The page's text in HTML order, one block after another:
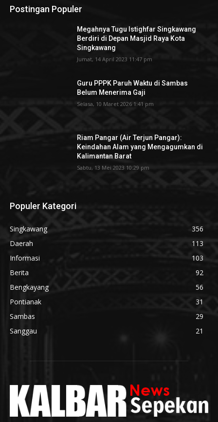
Postingan Populer
Megahnya Tugu Istighfar Singkawang
Berdiri di Depan Masjid Raya Kota
Singkawang
Jumat, 14 April 2023 11:47 pm
Guru PPPK Paruh Waktu di Sambas
Belum Menerima Gaji
Selasa, 10 Maret 2026 1:41 pm
Riam Pangar (Air Terjun Pangar):
Keindahan Alam yang Mengagumkan di
Kalimantan Barat
Sabtu, 13 Mei 2023 10:29 pm
Populer Kategori
Singkawang
356
Daerah
113
Informasi
103
Berita
92
Bengkayang
56
Pontianak
31
Sambas
29
Sanggau
21